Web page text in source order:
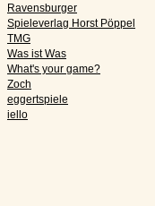
Ravensburger
Spieleverlag Horst Pöppel
TMG
Was ist Was
What's your game?
Zoch
eggertspiele
iello